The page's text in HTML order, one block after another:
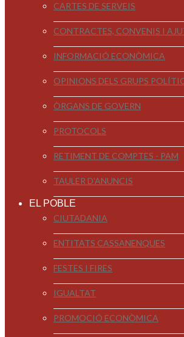
CARTES DE SERVEIS
CONTRACTES, CONVENIS I
INFORMACIÓ ECONÒMICA
OPINIONS DELS GRUPS
ÒRGANS DE GOVERN
PROTOCOLS
RETIMENT DE COMPTES - PAM
TAULER D'ANUNCIS
EL POBLE
CIUTADANIA
ENTITATS CASSANENQUES
FESTES I FIRES
IGUALTAT
PROMOCIÓ ECONÒMICA